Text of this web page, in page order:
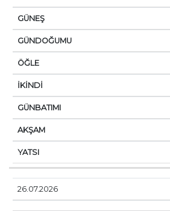
26.07.2026